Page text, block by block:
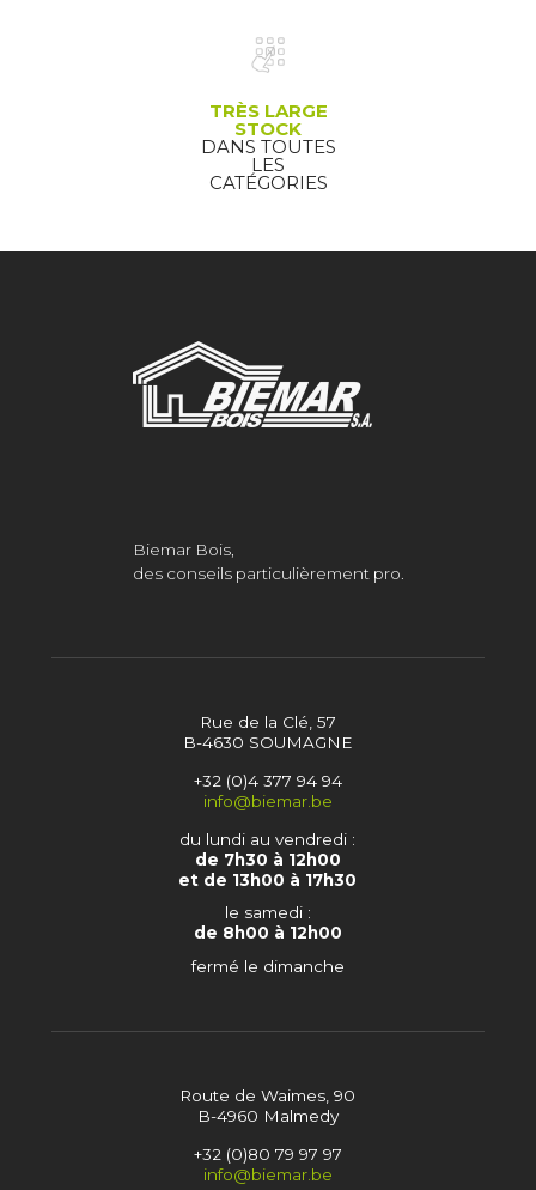
TRÈS LARGE
STOCK
DANS TOUTES
LES
CATÉGORIES
Biemar Bois,
des conseils particulièrement pro.
Rue de la Clé, 57
B-4630 SOUMAGNE
+32 (0)4 377 94 94
info@biemar.be
du lundi au vendredi :
de 7h30 à 12h00
et de 13h00 à 17h30
le samedi :
de 8h00 à 12h00
fermé le dimanche
Route de Waimes, 90
B-4960 Malmedy
+32 (0)80 79 97 97
info@biemar.be